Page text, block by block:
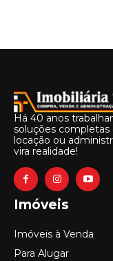
Há 40 anos
soluções completas
locação ou
vira realidade!
Imóveis
Imóveis à Venda
Para Alugar